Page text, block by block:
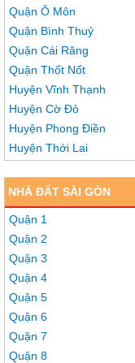
Quận Ô Môn
Quận Bình Thuỷ
Quận Cái Răng
Quận Thốt Nốt
Huyện Vĩnh Thạnh
Huyện Cờ Đỏ
Huyện Phong Điền
Huyện Thới Lai
NHÀ ĐẤT SÀI GÒN
Quận 1
Quận 2
Quận 3
Quận 4
Quận 5
Quận 6
Quận 7
Quận 8